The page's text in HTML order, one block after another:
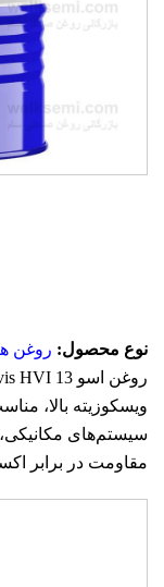
نوع محصول: روغن
ویسکوزیته بالا،
سیستم‌های
مقاومت در برابر